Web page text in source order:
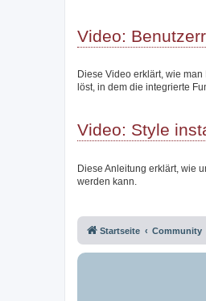
Video:
Diese Video erklärt, wie
löst, in dem die integrierte
Video: Style
Diese Anleitung erklärt, wie
werden kann.
Startseite Community